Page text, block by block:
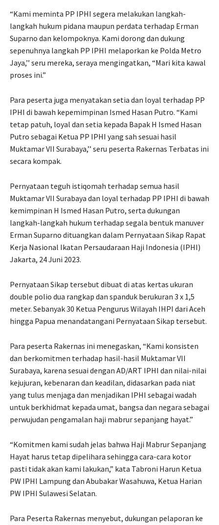
“Kami meminta PP IPHI segera melakukan langkah-
langkah hukum pidana maupun perdata terhadap Erman
Suparno dan kelompoknya. Kami dorong dan dukung
sepenuhnya langkah PP IPHI melaporkan ke Polda Metro
Jaya,’’ seru mereka, seraya mengingatkan, “Mari kita kawal
proses ini.”
Para peserta juga menyatakan setia dan loyal terhadap PP
IPHI di bawah kepemimpinan Ismed Hasan Putro. “Kami
tetap patuh, loyal dan setia kepada Bapak H Ismed Hasan
Putro sebagai Ketua PP IPHI yang sah sesuai hasil
Muktamar VII Surabaya,’’ seru peserta Rakernas Terbatas ini
secara kompak.
Pernyataan teguh istiqomah terhadap semua hasil
Muktamar VII Surabaya dan loyal terhadap PP IPHI di bawah
kemimpinan H Ismed Hasan Putro, serta dukungan
langkah-langkah hukum terhadap segala bentuk manuver
Erman Suparno dituangkan dalam Pernyataan Sikap Rapat
Kerja Nasional Ikatan Persaudaraan Haji Indonesia (IPHI)
Jakarta, 24 Juni 2023.
Pernyataan Sikap tersebut dibuat di atas kertas ukuran
double polio dua rangkap dan spanduk berukuran 3 x 1,5
meter. Sebanyak 30 Ketua Pengurus Wilayah IHPI dari Aceh
hingga Papua menandatangani Pernyataan Sikap tersebut.
Para peserta Rakernas ini menegaskan, “Kami konsisten
dan berkomitmen terhadap hasil-hasil Muktamar VII
Surabaya, karena sesuai dengan AD/ART IPHI dan nilai-nilai
kejujuran, kebenaran dan keadilan, didasarkan pada niat
yang tulus menjaga dan menjadikan IPHI sebagai wadah
untuk berkhidmat kepada umat, bangsa dan negara sebagai
perwujudan pengamalan haji mabrur sepanjang hayat.”
“Komitmen kami sudah jelas bahwa Haji Mabrur Sepanjang
Hayat harus tetap dipelihara sehingga cara-cara kotor
pasti tidak akan kami lakukan,” kata Tabroni Harun Ketua
PW IPHI Lampung dan Abubakar Wasahuwa, Ketua Harian
PW IPHI Sulawesi Selatan.
Para Peserta Rakernas menyebut, dukungan pelaporan ke